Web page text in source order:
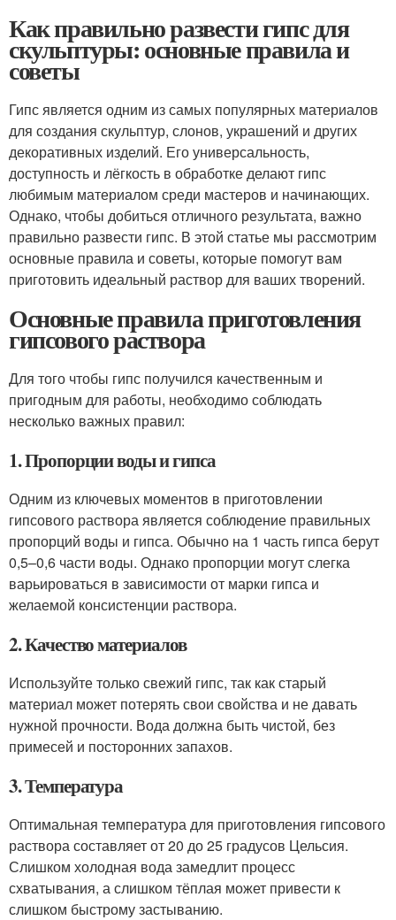
Как правильно развести гипс для
скульптуры: основные правила и
советы
Гипс является одним из самых популярных материалов
для создания скульптур, слонов, украшений и других
декоративных изделий. Его универсальность,
доступность и лёгкость в обработке делают гипс
любимым материалом среди мастеров и начинающих.
Однако, чтобы добиться отличного результата, важно
правильно развести гипс. В этой статье мы рассмотрим
основные правила и советы, которые помогут вам
приготовить идеальный раствор для ваших творений.
Основные правила приготовления
гипсового раствора
Для того чтобы гипс получился качественным и
пригодным для работы, необходимо соблюдать
несколько важных правил:
1. Пропорции воды и гипса
Одним из ключевых моментов в приготовлении
гипсового раствора является соблюдение правильных
пропорций воды и гипса. Обычно на 1 часть гипса берут
0,5–0,6 части воды. Однако пропорции могут слегка
варьироваться в зависимости от марки гипса и
желаемой консистенции раствора.
2. Качество материалов
Используйте только свежий гипс, так как старый
материал может потерять свои свойства и не давать
нужной прочности. Вода должна быть чистой, без
примесей и посторонних запахов.
3. Температура
Оптимальная температура для приготовления гипсового
раствора составляет от 20 до 25 градусов Цельсия.
Слишком холодная вода замедлит процесс
схватывания, а слишком тёплая может привести к
слишком быстрому застыванию.